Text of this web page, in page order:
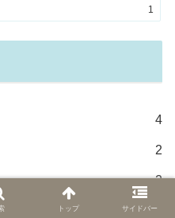
1
4
2
2
3
トップ サイドバー